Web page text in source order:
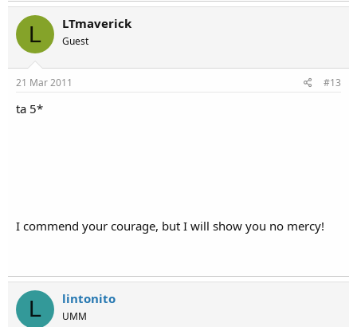
L LTmaverick
Guest
21 Mar 2011 #13
ta 5*
I commend your courage, but I will show you no mercy!
L lintonito
UMM